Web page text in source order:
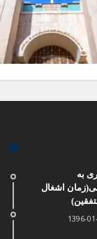
به
شمسی(زمان اشغال
1396-